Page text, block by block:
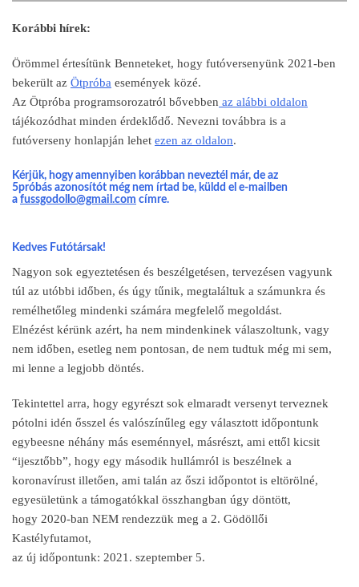
Korábbi hírek:
Örömmel értesítünk Benneteket, hogy futóversenyünk 2021-ben
bekerült az Ötpróba események közé.
Az Ötpróba programsorozatról bővebben az alábbi oldalon
tájékozódhat minden érdeklődő. Nevezni továbbra is a
futóverseny honlapján lehet ezen az oldalon.
Kérjük, hogy amennyiben korábban neveztél már, de az
5próbás azonosítót még nem írtad be, küldd el e-mailben
a fussgodollo@gmail.com címre.
Kedves Futótársak!
Nagyon sok egyeztetésen és beszélgetésen, tervezésen vagyunk
túl az utóbbi időben, és úgy tűnik, megtaláltuk a számunkra és
remélhetőleg mindenki számára megfelelő megoldást.
Elnézést kérünk azért, ha nem mindenkinek válaszoltunk, vagy
nem időben, esetleg nem pontosan, de nem tudtuk még mi sem,
mi lenne a legjobb döntés.
Tekintettel arra, hogy egyrészt sok elmaradt versenyt terveznek
pótolni idén ősszel és valószínűleg egy választott időpontunk
egybeesne néhány más eseménnyel, másrészt, ami ettől kicsit
“ijesztőbb”, hogy egy második hullámról is beszélnek a
koronavírust illetően, ami talán az őszi időpontot is eltörölné,
egyesületünk a támogatókkal összhangban úgy döntött,
hogy 2020-ban NEM rendezzük meg a 2. Gödöllői
Kastélyfutamot,
az új időpontunk: 2021. szeptember 5.